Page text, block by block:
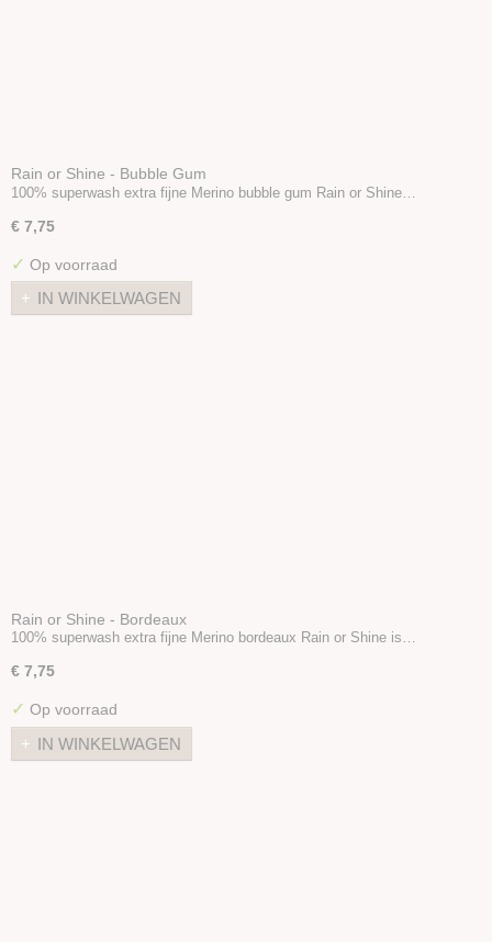
Rain or Shine - Bubble Gum
100% superwash extra fijne Merino bubble gum Rain or Shine…
€ 7,75
✓ Op voorraad
IN WINKELWAGEN
Rain or Shine - Bordeaux
100% superwash extra fijne Merino bordeaux Rain or Shine is…
€ 7,75
✓ Op voorraad
IN WINKELWAGEN